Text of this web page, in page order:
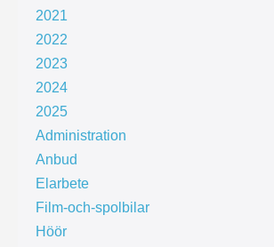
2021
2022
2023
2024
2025
Administration
Anbud
Elarbete
Film-och-spolbilar
Höör